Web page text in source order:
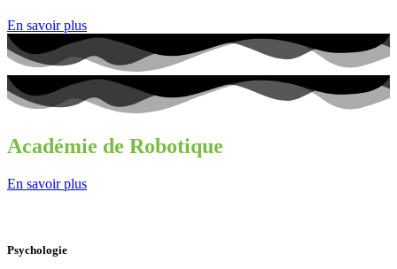
En savoir plus
Académie de Robotique
En savoir plus
Psychologie